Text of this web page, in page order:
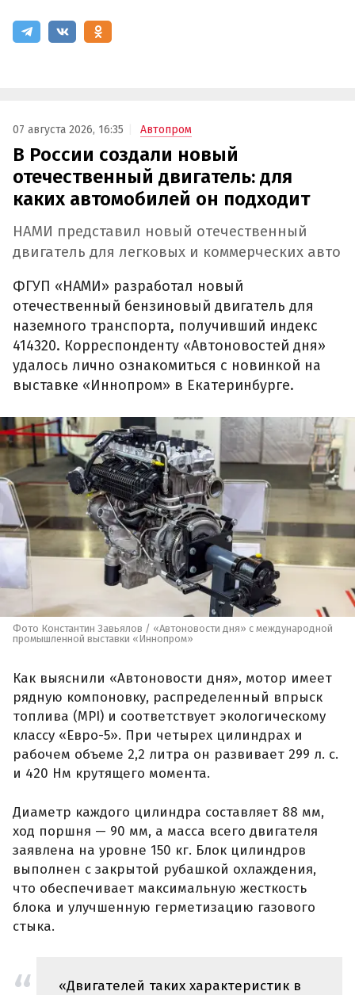
07 августа 2026, 16:35 Автопром
В России создали новый
отечественный двигатель: для
каких автомобилей он подходит
НАМИ представил новый отечественный
двигатель для легковых и коммерческих авто
ФГУП «НАМИ» разработал новый
отечественный бензиновый двигатель для
наземного транспорта, получивший индекс
414320. Корреспонденту «Автоновостей дня»
удалось лично ознакомиться с новинкой на
выставке «Иннопром» в Екатеринбурге.
Фото Константин Завьялов / «Автоновости дня» с международной
промышленной выставки «Иннопром»
Как выяснили «Автоновости дня», мотор имеет
рядную компоновку, распределенный впрыск
топлива (MPI) и соответствует экологическому
классу «Евро-5». При четырех цилиндрах и
рабочем объеме 2,2 литра он развивает 299 л. с.
и 420 Нм крутящего момента.
Диаметр каждого цилиндра составляет 88 мм,
ход поршня — 90 мм, а масса всего двигателя
заявлена на уровне 150 кг. Блок цилиндров
выполнен с закрытой рубашкой охлаждения,
что обеспечивает максимальную жесткость
блока и улучшенную герметизацию газового
стыка.
«Двигателей таких характеристик в